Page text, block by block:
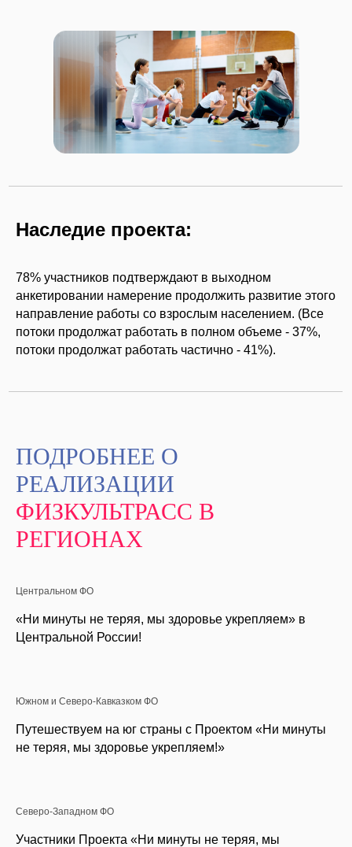
Наследие проекта:
78% участников подтверждают в выходном
анкетировании намерение продолжить развитие этого
направление работы со взрослым населением. (Все
потоки продолжат работать в полном объеме - 37%,
потоки продолжат работать частично - 41%).
ПОДРОБНЕЕ О
РЕАЛИЗАЦИИ
ФИЗКУЛЬТРАСС В
РЕГИОНАХ
Центральном ФО
«Ни минуты не теряя, мы здоровье укрепляем» в
Центральной России!
Южном и Северо-Кавказком ФО
Путешествуем на юг страны с Проектом «Ни минуты
не теряя, мы здоровье укрепляем!»
Северо-Западном ФО
Участники Проекта «Ни минуты не теряя, мы